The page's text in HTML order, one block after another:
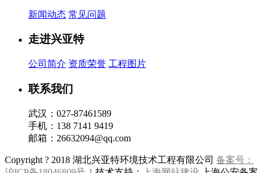
新闻动态 常见问题
走进兴亚特
公司简介 资质荣誉 工程图片
联系我们
武汉：027-87461589
手机：138 7141 9419
邮箱：26632094@qq.com
Copyright ? 2018 湖北兴亚特环境技术工程有限公司 备案号：